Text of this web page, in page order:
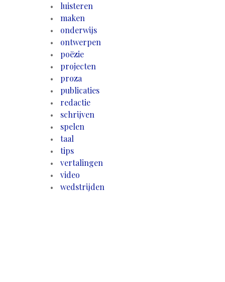
luisteren
maken
onderwijs
ontwerpen
poëzie
projecten
proza
publicaties
redactie
schrijven
spelen
taal
tips
vertalingen
video
wedstrijden